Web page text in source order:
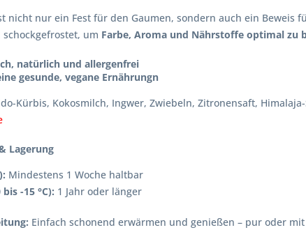
nicht nur ein Fest für den Gaumen, sondern auch ein
um Farbe, Aroma und Nährstoffe optimal zu
natürlich und allergenfrei
gesunde, vegane Ernährungn
Kürbis, Kokosmilch, Ingwer, Zwiebeln, Zitronensaft,
Lagerung
Mindestens 1 Woche haltbar
-15 °C): 1 Jahr oder länger
Einfach schonend erwärmen und genießen – pur oder